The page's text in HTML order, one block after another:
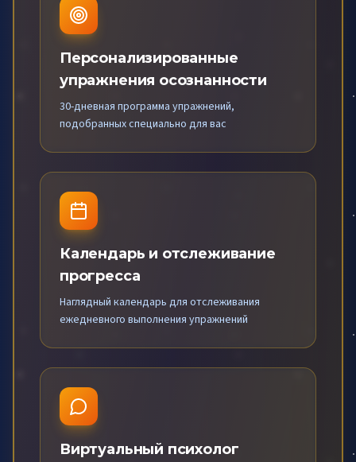
Персонализированные
упражнения осознанности
30-дневная программа упражнений,
подобранных специально для вас
Календарь и отслеживание
прогресса
Наглядный календарь для отслеживания
ежедневного выполнения упражнений
Виртуальный психолог